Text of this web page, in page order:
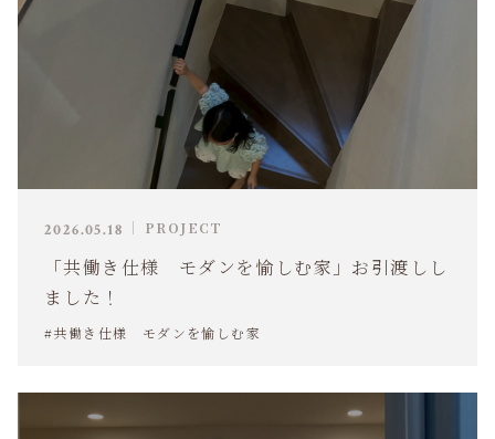
2026.05.18 PROJECT
「共働き仕様 モダンを愉しむ家」お引渡しし
ました！
#共働き仕様 モダンを愉しむ家